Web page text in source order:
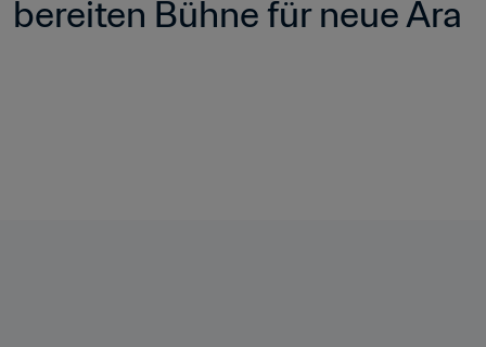
bereiten Bühne für neue Ära